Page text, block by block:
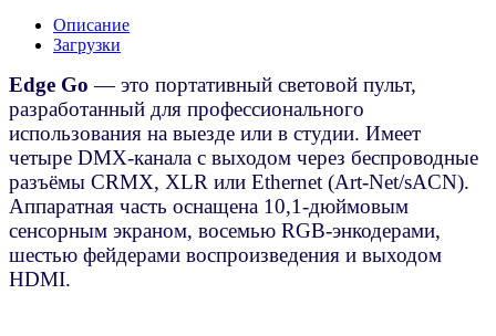
Описание
Загрузки
Edge Go — это портативный световой пульт,
разработанный для профессионального
использования на выезде или в студии. Имеет
четыре DMX-канала с выходом через беспроводные
разъёмы CRMX, XLR или Ethernet (Art-Net/sACN).
Аппаратная часть оснащена 10,1-дюймовым
сенсорным экраном, восемью RGB-энкодерами,
шестью фейдерами воспроизведения и выходом
HDMI.